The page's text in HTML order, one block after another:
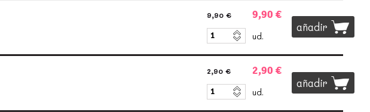
9,90 € 9,90 €
ud.
añadir
2,90 € 2,90 €
ud.
añadir